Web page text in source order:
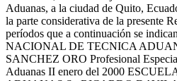
Aduanas, a la ciudad de Quito,
la parte considerativa de la presente
períodos que a continuación se
NACIONAL DE TECNICA
SANCHEZ ORO Profesional
Aduanas II enero del 2000